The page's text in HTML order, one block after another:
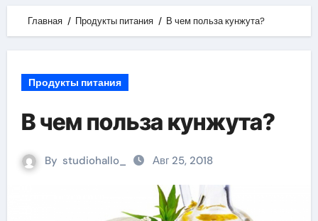
Главная Продукты питания В чем польза кунжута?
Продукты питания
В чем польза кунжута?
By studiohallo_ Авг 25, 2018